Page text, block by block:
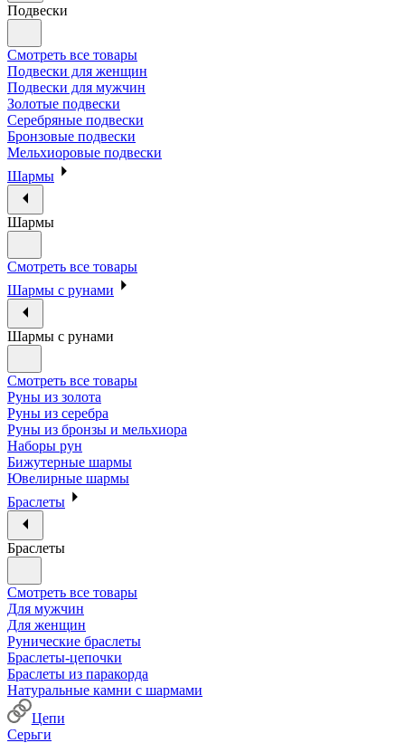
Подвески
Смотреть все товары
Подвески для женщин
Подвески для мужчин
Золотые подвески
Серебряные подвески
Бронзовые подвески
Мельхиоровые подвески
Шармы
Шармы
Смотреть все товары
Шармы с рунами
Шармы с рунами
Смотреть все товары
Руны из золота
Руны из серебра
Руны из бронзы и мельхиора
Наборы рун
Бижутерные шармы
Ювелирные шармы
Браслеты
Браслеты
Смотреть все товары
Для мужчин
Для женщин
Рунические браслеты
Браслеты-цепочки
Браслеты из паракорда
Натуральные камни с шармами
Цепи
Серьги